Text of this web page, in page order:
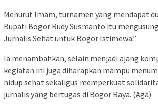
Menurut Imam, turnamen yang mendapat
Bupati Bogor Rudy Susmanto itu
Jurnalis Sehat untuk Bogor Istimewa.”
Ia menambahkan, selain menjadi ajang
kegiatan ini juga diharapkan mampu
hidup sehat sekaligus memperkuat
jurnalis yang bertugas di Bogor Raya. (Aga)